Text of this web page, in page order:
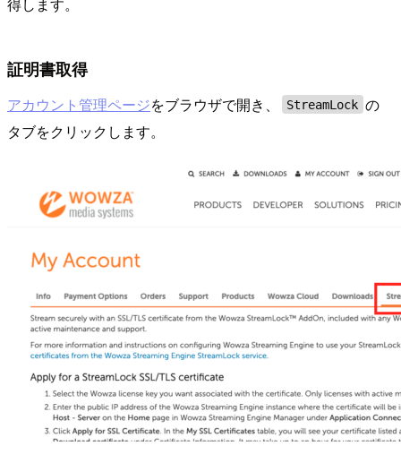
得します。
証明書取得
アカウント管理ページをブラウザで開き、 StreamLock の
タブをクリックします。